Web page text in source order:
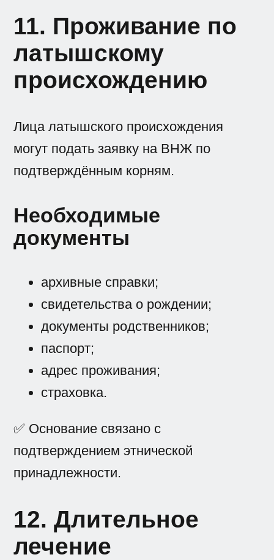
11. Проживание по
латышскому
происхождению
Лица латышского происхождения
могут подать заявку на ВНЖ по
подтверждённым корням.
Необходимые
документы
архивные справки;
свидетельства о рождении;
документы родственников;
паспорт;
адрес проживания;
страховка.
✅ Основание связано с
подтверждением этнической
принадлежности.
12. Длительное
лечение